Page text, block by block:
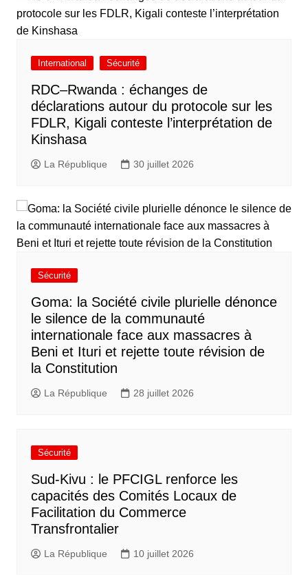
International Sécurité
RDC–Rwanda : échanges de
déclarations autour du protocole sur les
FDLR, Kigali conteste l’interprétation de
Kinshasa
La République 30 juillet 2026
Sécurité
Goma: la Société civile plurielle dénonce
le silence de la communauté
internationale face aux massacres à
Beni et Ituri et rejette toute révision de
la Constitution
La République 28 juillet 2026
Sécurité
Sud-Kivu : le PFCIGL renforce les
capacités des Comités Locaux de
Facilitation du Commerce
Transfrontalier
La République 10 juillet 2026